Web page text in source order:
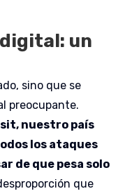
un
sino que se
preocupante.
nuestro país
los ataques
de que pesa solo
que